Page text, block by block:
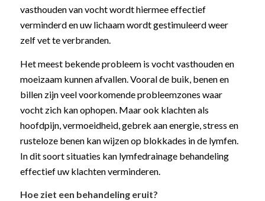
vasthouden van vocht wordt hiermee effectief
verminderd en uw lichaam wordt gestimuleerd weer
zelf vet te verbranden.
Het meest bekende probleem is vocht vasthouden en
moeizaam kunnen afvallen. Vooral de buik, benen en
billen zijn veel voorkomende probleemzones waar
vocht zich kan ophopen. Maar ook klachten als
hoofdpijn, vermoeidheid, gebrek aan energie, stress en
rusteloze benen kan wijzen op blokkades in de lymfen.
In dit soort situaties kan lymfedrainage behandeling
effectief uw klachten verminderen.
Hoe ziet een behandeling eruit?